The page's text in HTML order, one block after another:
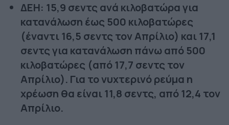
ΔΕΗ: 15,9 σεντς ανά κιλοβατώρα για
κατανάλωση έως 500 κιλοβατώρες
(έναντι 16,5 σεντς τον Απρίλιο) και 17,1
σεντς για κατανάλωση πάνω από 500
κιλοβατώρες (από 17,7 σεντς τον
Απρίλιο). Για το νυχτερινό ρεύμα η
χρέωση θα είναι 11,8 σεντς, από 12,4 τον
Απρίλιο.